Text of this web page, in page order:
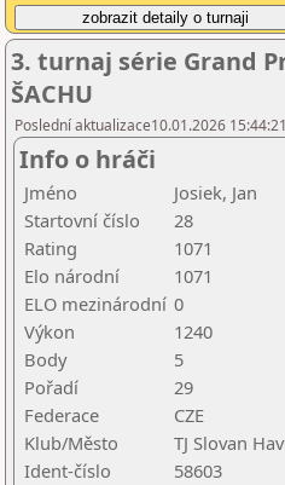
3. turnaj série Grand
ŠACHU
Poslední aktualizace10.01.2026
Info o hráči
Jméno
Josiek, Jan
Startovní číslo
28
Rating
1071
Elo národní
1071
ELO mezinárodní 0
Výkon
1240
Body
5
Pořadí
29
Federace
CZE
Klub/Město
TJ Slovan
Ident-číslo
58603